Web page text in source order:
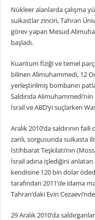
Nükleer alanlarda çalışma
suikastlar zinciri, Tahran
görev yapan Mesud
başladı.
Kuantum fiziği ve temel
bilinen Alimuhammedi, 12
yerleştirilmiş bombanın
Saldırıda
İsrail ve ABD’yi suçlarken
Aralık 2010’da saldırının
zanlı, sorgusunda suikasta
İstihbarat Teşkilatı’nın
İsrail adına işlediğini anlatan
kendisine 120 bin dolar
tarafından 2011’de idama
Tahran’daki Evin
29 Aralık 2010’da